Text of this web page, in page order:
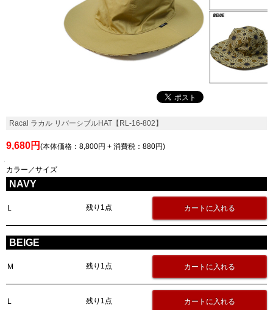
Racal ラカル リバーシブルHAT【RL-16-802】
9,680円 (本体価格：8,800円 + 消費税：880円)
カラー／サイズ
NAVY
L 残り1点
BEIGE
M 残り1点
L 残り1点